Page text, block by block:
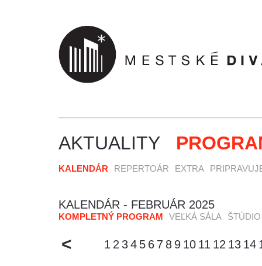
AKTUALITY
KALENDÁR REPERTOÁR EXTRA
KALENDÁR - FEBRUÁR 2025
KOMPLETNÝ PROGRAM VEĽKÁ SÁLA ŠTÚDIO
< 1 2 34 5 6 7 8 9 10 11 12 13 14